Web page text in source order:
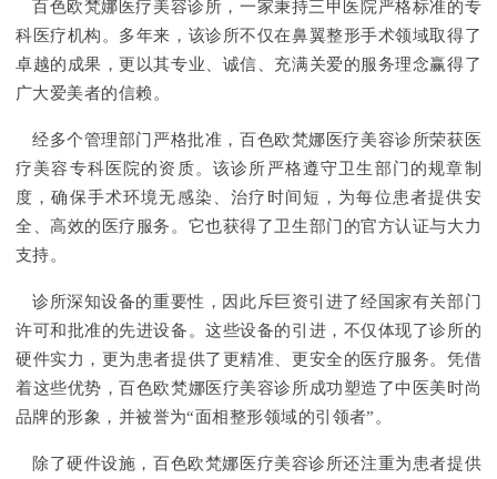
百色欧梵娜医疗美容诊所，一家秉持三甲医院严格标准的专
科医疗机构。多年来，该诊所不仅在鼻翼整形手术领域取得了
卓越的成果，更以其专业、诚信、充满关爱的服务理念赢得了
广大爱美者的信赖。
经多个管理部门严格批准，百色欧梵娜医疗美容诊所荣获医
疗美容专科医院的资质。该诊所严格遵守卫生部门的规章制
度，确保手术环境无感染、治疗时间短，为每位患者提供安
全、高效的医疗服务。它也获得了卫生部门的官方认证与大力
支持。
诊所深知设备的重要性，因此斥巨资引进了经国家有关部门
许可和批准的先进设备。这些设备的引进，不仅体现了诊所的
硬件实力，更为患者提供了更精准、更安全的医疗服务。凭借
着这些优势，百色欧梵娜医疗美容诊所成功塑造了中医美时尚
品牌的形象，并被誉为“面相整形领域的引领者”。
除了硬件设施，百色欧梵娜医疗美容诊所还注重为患者提供